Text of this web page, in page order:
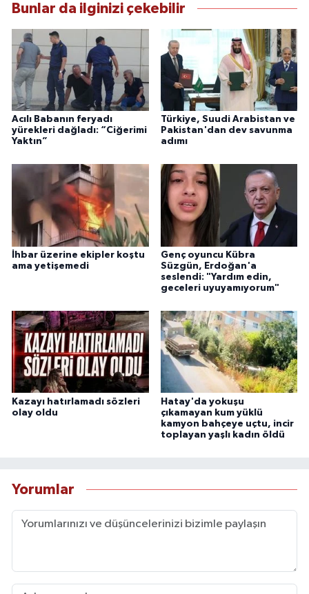
Bunlar da ilginizi çekebilir
Acılı Babanın feryadı
yürekleri dağladı: “Ciğerimi
Yaktın”
Türkiye, Suudi Arabistan ve
Pakistan'dan dev savunma
adımı
İhbar üzerine ekipler koştu
ama yetişemedi
Genç oyuncu Kübra
Süzgün, Erdoğan'a
seslendi: "Yardım edin,
geceleri uyuyamıyorum"
Kazayı hatırlamadı sözleri
olay oldu
Hatay'da yokuşu
çıkamayan kum yüklü
kamyon bahçeye uçtu, incir
toplayan yaşlı kadın öldü
Yorumlar